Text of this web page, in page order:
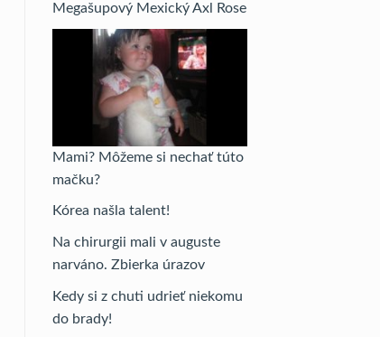
Megašupový Mexický Axl Rose
Mami? Môžeme si nechať túto
mačku?
Kórea našla talent!
Na chirurgii mali v auguste
narváno. Zbierka úrazov
Kedy si z chuti udrieť niekomu
do brady!